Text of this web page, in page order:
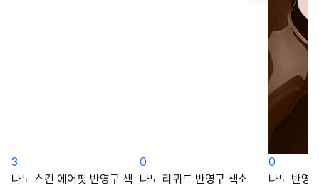
3
나노 스킨 에어핏 반영구 색
0
나노 리퀴드 반영구 색소
0
나노 반영